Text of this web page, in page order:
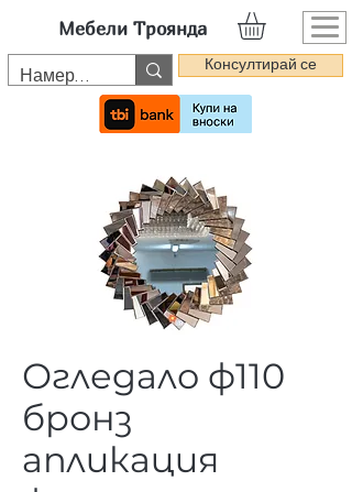
Мебели Троянда
Консултирай се
Огледало ф110
бронз
апликация